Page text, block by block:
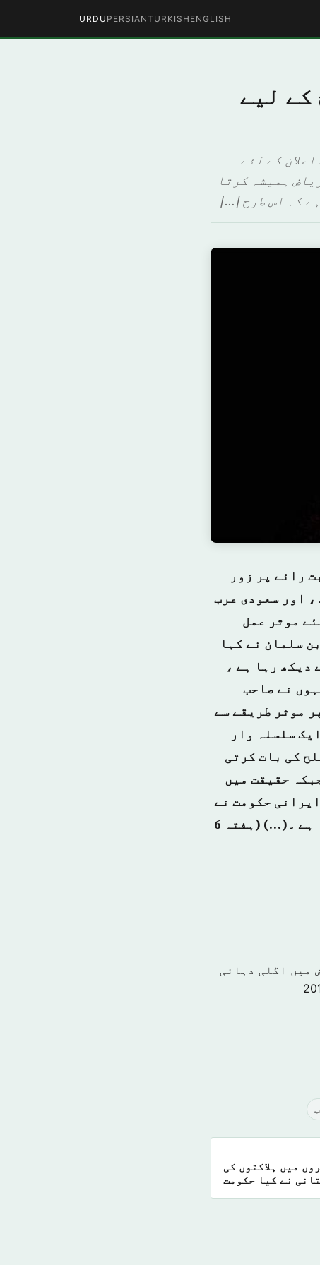
ENGLISH
TURKISH
PERSIAN
URDU
کے لیے
کے لئے
ہمیشہ کرتا
کہ اس طرح […]
رائے پر زور
، اور سعودی عرب
موثر عمل
سلمان نے کہا
دیکھ رہا ہے ،
نے صاحب
موثر طریقے سے
سلسلہ وار
کی بات کرتی
حقیقت میں
حکومت نے
یمن میں بحران کو بھڑکایا ہے اور اسکے ایندھن کو مسلسل جاری رکھا ہے ۔(…) (ہفتہ 6
میں اگلی دہائی
میں ہلاکتوں کی
نے کیا حکومت